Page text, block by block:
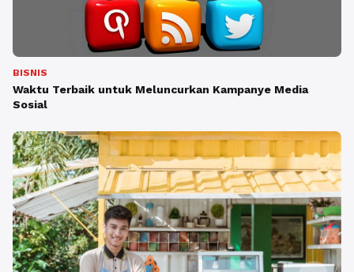
BISNIS
Waktu Terbaik untuk Meluncurkan Kampanye Media
Sosial